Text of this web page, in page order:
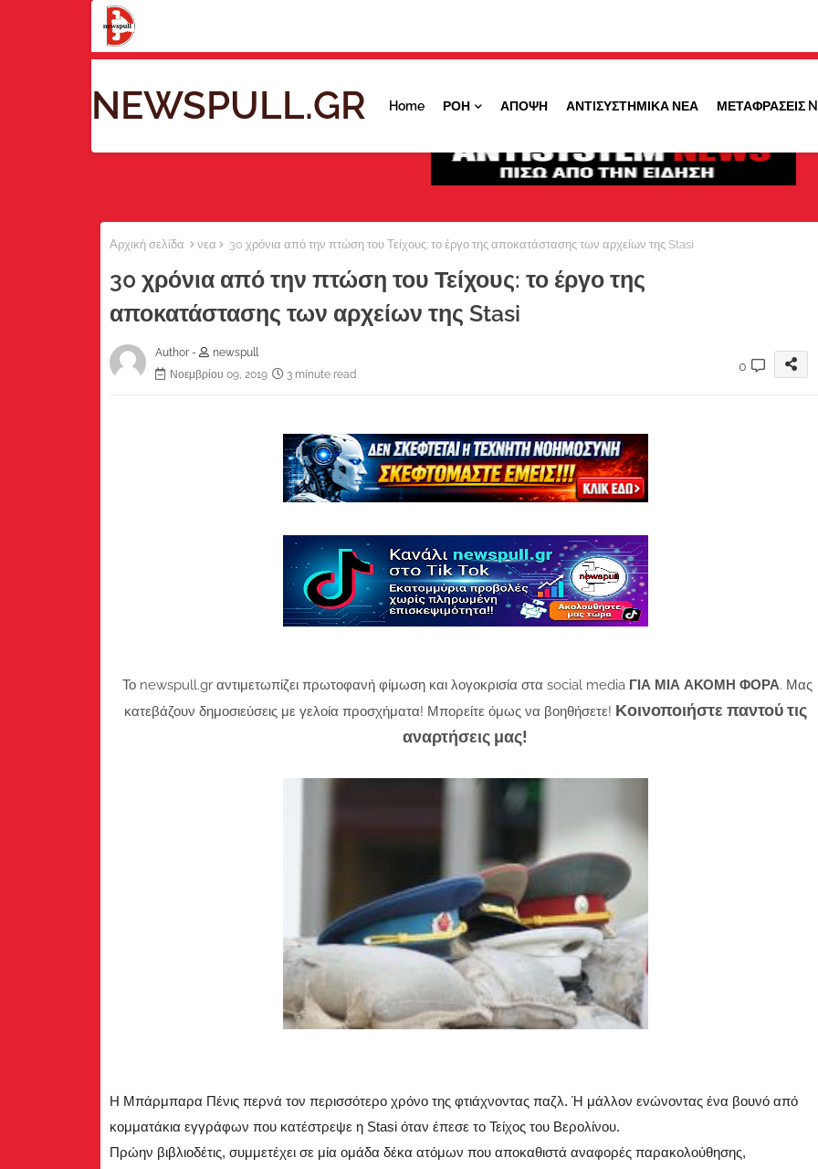
NEWSPULL.GR Home ΡΟΗ ΑΠΟΨΗ ΑΝΤΙΣΥΣΤΗΜΙΚΑ ΝΕΑ ΜΕΤΑΦΡΑΣΕΙΣ
Αρχική σελίδα νεα 30 χρόνια από την πτώση του Τείχους: το έργο της αποκατάστασης των αρχείων της Stasi
30 χρόνια από την πτώση του Τείχους: το έργο της
αποκατάστασης των αρχείων της Stasi
Author -
newspull
Νοεμβρίου 09, 2019
3 minute read
0
Το newspull.gr αντιμετωπίζει πρωτοφανή φίμωση και λογοκρισία στα social media ΓΙΑ ΜΙΑ ΑΚΟΜΗ ΦΟΡΑ. Μας
κατεβάζουν δημοσιεύσεις με γελοία προσχήματα! Μπορείτε όμως να βοηθήσετε! Κοινοποιήστε παντού τις
αναρτήσεις μας!
Η Μπάρμπαρα Πένις περνά τον περισσότερο χρόνο της φτιάχνοντας παζλ. Ή μάλλον ενώνοντας ένα βουνό από
κομματάκια εγγράφων που κατέστρεψε η Stasi όταν έπεσε το Τείχος του Βερολίνου.
Πρώην βιβλιοδέτις, συμμετέχει σε μία ομάδα δέκα ατόμων που αποκαθιστά αναφορές παρακολούθησης,
λαμβάνετε ειδοποιήσεις για σημαντικά θέματά